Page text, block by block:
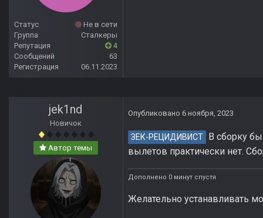
Статус
Не в сети
Группа
Сталкеры
Репутация
4
Сообщений
63
Регистрация
06.11.2023
jek1nd
Новичок
Автор темы
Опубликовано 6 ноября, 2023
ЗЕК-РЕЦИДИВИСТ В сборку
вылетов практически нет.
Дополнено 0 минут спустя
Желательно устанавливать